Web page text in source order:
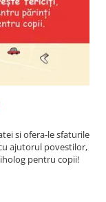
si ofera-le sfaturile
ajutorul povestilor,
pentru copii!